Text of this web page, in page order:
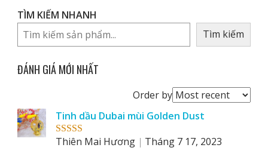
TÌM KIẾM NHANH
Tìm kiếm
ĐÁNH GIÁ MỚI NHẤT
Order byOrder
by
Rated5 out
Tinh dầu Dubai mùi Golden Dust
Thiên Mai Hương
Tháng 7 17, 2023